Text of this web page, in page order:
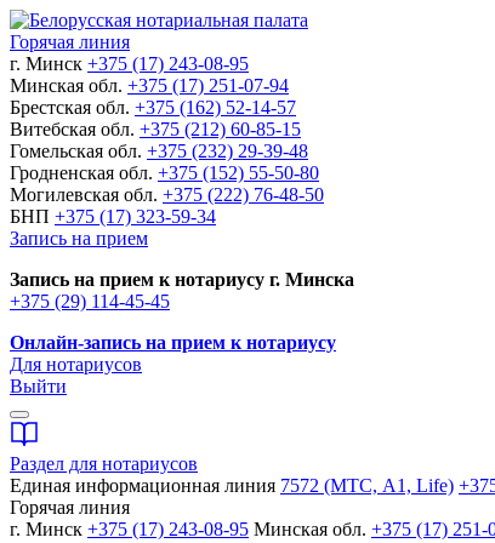
Горячая линия
г. Минск +375 (17) 243-08-95
Минская обл. +375 (17) 251-07-94
Брестская обл. +375 (162) 52-14-57
Витебская обл. +375 (212) 60-85-15
Гомельская обл. +375 (232) 29-39-48
Гродненская обл. +375 (152) 55-50-80
Могилевская обл. +375 (222) 76-48-50
БНП +375 (17) 323-59-34
Запись на прием
Запись на прием к нотариусу г. Минска
+375 (29) 114-45-45
Онлайн-запись на прием к нотариусу
Для нотариусов
Выйти
Раздел для нотариусов
Единая информационная линия 7572 (МТС, A1, Life)
Горячая линия
г. Минск +375 (17) 243-08-95 Минская обл. +375 (17) 251-